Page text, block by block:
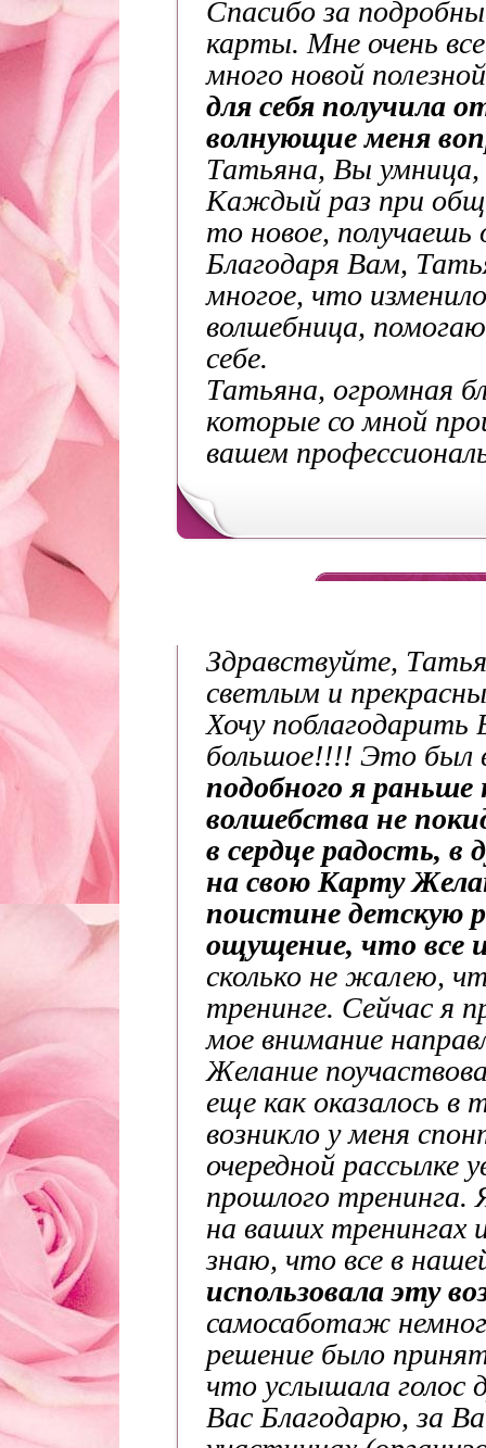
Спасибо за
карты. Мне очень
много новой
для себя получила
волнующие меня
Татьяна, Вы умница,
Каждый раз при
то новое,
Благодаря Вам,
многое, что
волшебница,
себе.
Татьяна, огромная
которые со мной
вашем
Здравствуйте,
светлым и
Хочу поблагодарить
большое!!!! Это был
подобного я
волшебства не
в сердце радость,
на свою Карту
поистине детскую
ощущение, что все
сколько не жалею,
тренинге. Сейчас я
мое внимание
Желание
еще как оказалось в
возникло у меня
очередной рассылке
прошлого тренинга.
на ваших
знаю, что все в
использовала эту
самосаботаж
решение было
что услышала голос
Вас Благодарю, за